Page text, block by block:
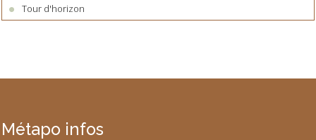
Tour d'horizon
Métapo infos